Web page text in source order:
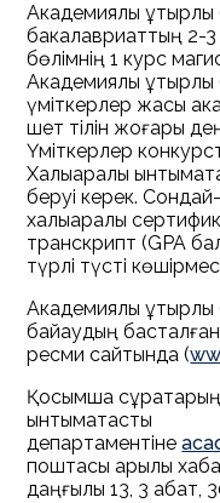
Академиялық
бакалавриаттың 2-3
бөлімнің 1 курс
Академиялық
үміткерлер жақсы
шет тілін жоғары
Үміткерлер
Халықаралық
беруі керек. Сондай-
халықаралық
транскрипт (GPA
түрлі түсті
Академиялық
байқаудың
ресми сайтында (
Қосымша
ынтымақтастық
департаментіне
поштасы арқылы
даңғылы 13, 3 қабат,